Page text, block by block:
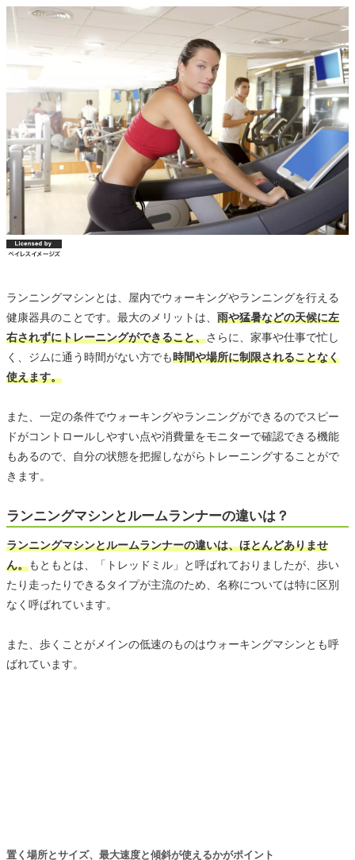
ランニングマシンとは、屋内でウォーキングやランニングを行える
健康器具のことです。最大のメリットは、 雨や猛暑などの天候に左
右されずにトレーニングができること、さらに、家事や仕事で忙し
く、ジムに通う時間がない方でも時間や場所に制限されることなく
使えます。
また、一定の条件でウォーキングやランニングができるのでスピー
ドがコントロールしやすい点や消費量をモニターで確認できる機能
もあるので、自分の状態を把握しながらトレーニングすることがで
きます。
ランニングマシンとルームランナーの違いは？
ランニングマシンとルームランナーの違いは、ほとんどありませ
ん。もともとは、「トレッドミル」と呼ばれておりましたが、歩い
たり走ったりできるタイプが主流のため、名称については特に区別
なく呼ばれています。
また、歩くことがメインの低速のものはウォーキングマシンとも呼
ばれています。
置く場所とサイズ、最大速度と傾斜が使えるかがポイント